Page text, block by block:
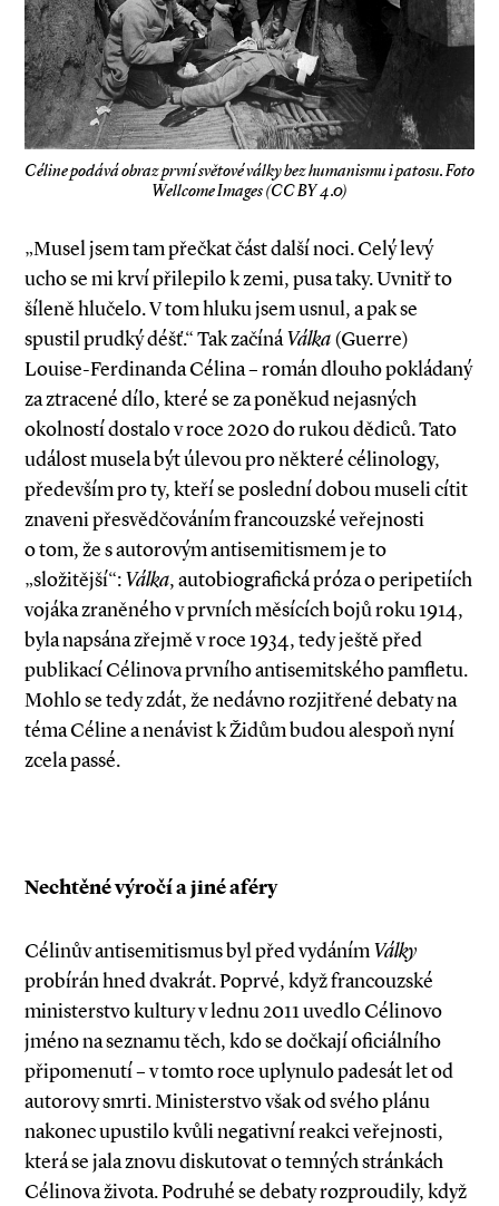
Céline podává obraz první světové války bez humanismu i patosu. Foto
Wellcome Images (CC BY 4.0)
„Musel jsem tam přečkat část další noci. Celý levý
ucho se mi krví přilepilo k zemi, pusa taky. Uvnitř to
šíleně hlučelo. V tom hluku jsem usnul, a pak se
spustil prudký déšť.“ Tak začínáVálka(Guerre)
Louise­-Ferdinanda Célina – román dlouho pokládaný
za ztracené dílo, které se za poněkud nejasných
okolností dostalo v roce 2020 do rukou dědiců. Tato
událost musela být úlevou pro některé célinology,
především pro ty, kteří se poslední dobou museli cítit
znaveni přesvědčováním francouzské veřejnosti
o tom, že s autorovým antisemitismem je to
„složitější“:Válka, autobiografická próza o peripetiích
vojáka zraněného v prvních měsících bojů roku 1914,
byla napsána zřejmě v roce 1934, tedy ještě před
publikací Célinova prvního antisemitského pamfletu.
Mohlo se tedy zdát, že nedávno rozjitřené debaty na
téma Céline a nenávist k Židům budou alespoň nyní
zcela passé.
Nechtěné výročí a jiné aféry
Célinův antisemitismus byl před vydánímVálky
probírán hned dvakrát. Poprvé, když francouzské
ministerstvo kultury v lednu 2011 uvedlo Célinovo
jméno na seznamu těch, kdo se dočkají oficiálního
připomenutí – v tomto roce uplynulo padesát let od
autorovy smrti. Ministerstvo však od svého plánu
nakonec upustilo kvůli negativní reakci veřejnosti,
která se jala znovu diskutovat o temných stránkách
Célinova života. Podruhé se debaty rozproudily, když